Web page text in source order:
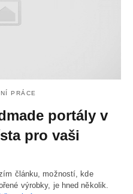
PRÁCE
portály v
pro vaši
článku, možností, kde
výrobky, je hned několik.